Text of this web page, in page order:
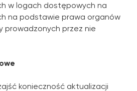
w logach dostępowych na
na podstawie prawa organów
przez nie
konieczność aktualizacji